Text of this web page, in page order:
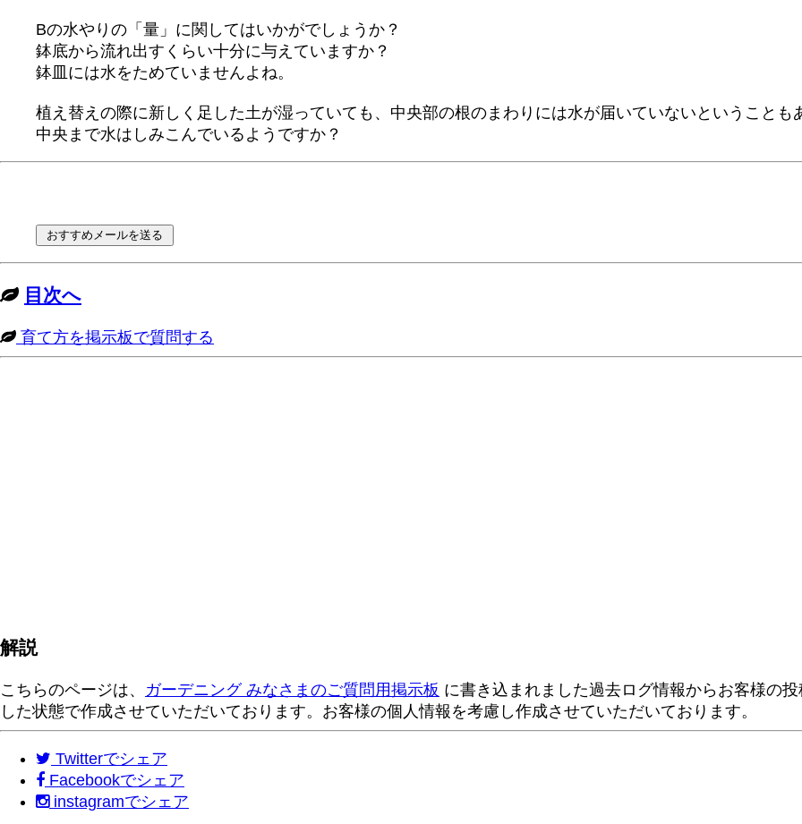
Bの水やりの「量」に関してはいかがでしょうか？
鉢底から流れ出すくらい十分に与えていますか？
鉢皿には水をためていませんよね。
植え替えの際に新しく足した土が湿っていても、中央部の根のまわりには水が届いていないということも
中央まで水はしみこんでいるようですか？
目次へ
育て方を掲示板で質問する
解説
こちらのページは、 ガーデニング みなさまのご質問用掲示板 に書き込まれました過去ログ情報からお客様の
した状態で作成させていただいております。お客様の個人情報を考慮し作成させていただいております。
Twitterでシェア
Facebookでシェア
instagramでシェア